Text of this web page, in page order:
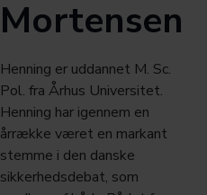
Mortensen
Henning er uddannet M. Sc.
Pol. fra Århus Universitet.
Henning har igennem en
årrække været en markant
stemme i den danske
sikkerhedsdebat, som